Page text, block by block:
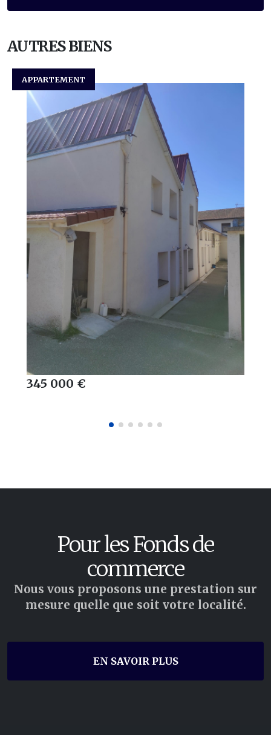
AUTRES BIENS
APPARTEMENT
345 000 €
Pour les Fonds de
commerce
Nous vous proposons une prestation sur
mesure quelle que soit votre localité.
EN SAVOIR PLUS